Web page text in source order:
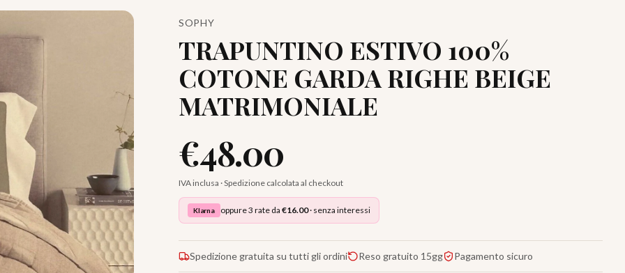
SOPHY
TRAPUNTINO ESTIVO 100%
COTONE GARDA RIGHE BEIGE
MATRIMONIALE
€48.00
IVA inclusa · Spedizione calcolata al checkout
Klarna oppure 3 rate da €16.00· senza interessi
Spedizione gratuita su tutti gli ordini Reso gratuito 15gg Pagamento sicuro